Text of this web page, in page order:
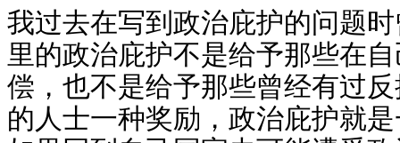
我过去在写到政治庇护的问题
里的政治庇护不是给予那些在
偿，也不是给予那些曾经有过
的人士一种奖励，政治庇护就